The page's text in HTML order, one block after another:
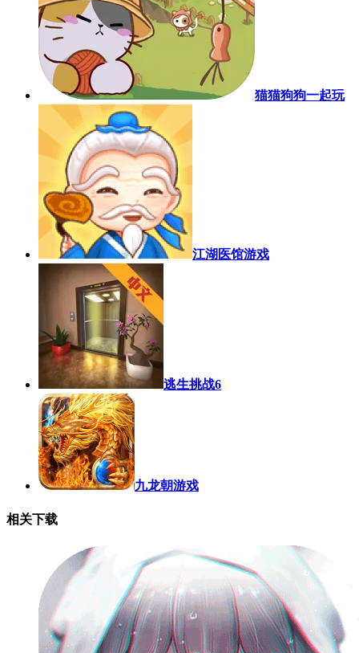
猫猫狗狗一起玩
江湖医馆游戏
逃生挑战6
九龙朝游戏
相关下载